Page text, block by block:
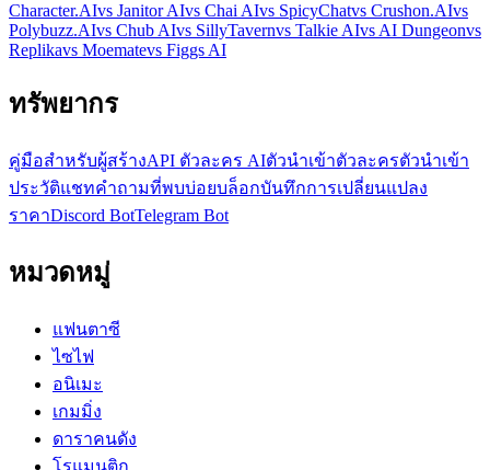
Character.AIvs Janitor AIvs Chai AIvs SpicyChatvs Crushon.AIvs
Polybuzz.AIvs Chub AIvs SillyTavernvs Talkie AIvs AI Dungeonvs
Replikavs Moematevs Figgs AI
ทรัพยากร
คู่มือสำหรับผู้สร้างAPI ตัวละคร AIตัวนำเข้าตัวละครตัวนำเข้า
ประวัติแชทคำถามที่พบบ่อยบล็อกบันทึกการเปลี่ยนแปลง
ราคาDiscord BotTelegram Bot
หมวดหมู่
แฟนตาซี
ไซไฟ
อนิเมะ
เกมมิ่ง
ดาราคนดัง
โรแมนติก